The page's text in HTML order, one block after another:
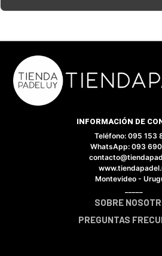
INFORMACIÓN DE
Teléfono: 095 153
WhatsApp: 093
Montevideo -
SOBRE
PREGUNTAS
Tu carrito está
Agregá un producto y